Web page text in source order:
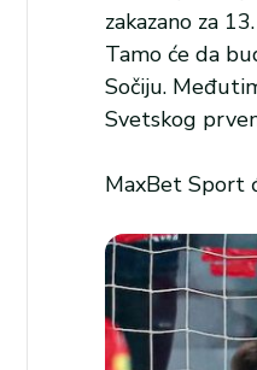
zakazano za
Tamo će da
Sočiju.
Svetskog
MaxBet Sport